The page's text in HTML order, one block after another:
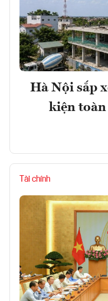
Hà Nội sắp
kiện toàn
Tài chính